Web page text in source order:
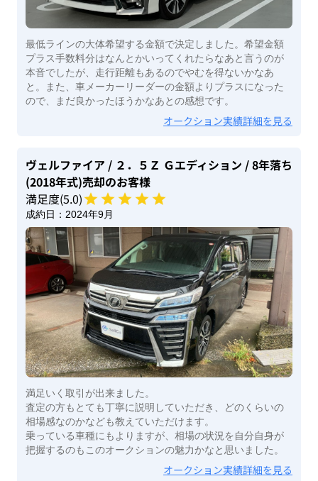
最低ラインの大体希望する金額で決定しました。希望金額
プラス手数料分はなんとかいってくれたらなあと言うのが
本音でしたが、走行距離もあるのでやむを得ないかなあ
と。また、車メーカーリーダーの金額よりプラスになった
ので、まだ良かったほうかなあとの感想です。
オークション実績詳細を見る
ヴェルファイア / ２．５Ｚ Ｇエディション / 8年落ち
(2018年式)売却のお客様
満足度(5.0)
成約日： 2024年9月
満足いく取引が出来ました。
査定の方もとても丁寧に説明していただき、どのくらいの
相場感なのかなども教えていただけます。
乗っている車種にもよりますが、相場の状況を自分自身が
把握するのもこのオークションの魅力かなと思いました。
オークション実績詳細を見る